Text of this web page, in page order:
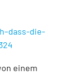
die-
einem